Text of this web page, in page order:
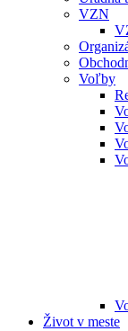
VZN
Voľby
Život v meste